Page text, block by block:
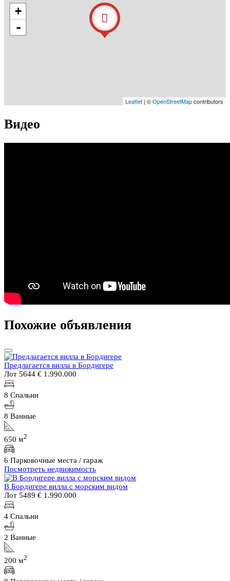
+
-
Leaflet | ©OpenStreetMapcontributors
Видео
Похожие объявления
Предлагается вилла в Бордигере
Лот 5644 € 1.990.000
8 Спальни
8 Ванные
650 м2
6 Парковочные места / гараж
Посмотреть недвижимость
В Бордигере вилла с морским видом
Лот 5489 € 1.990.000
4 Спальни
2 Ванные
200 м2